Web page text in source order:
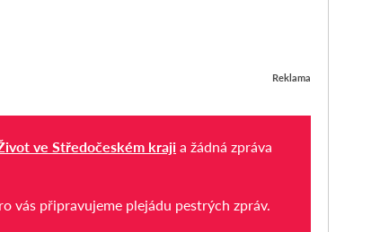
Reklama
ve Středočeském kraji a žádná zpráva
vás připravujeme plejádu pestrých zpráv.